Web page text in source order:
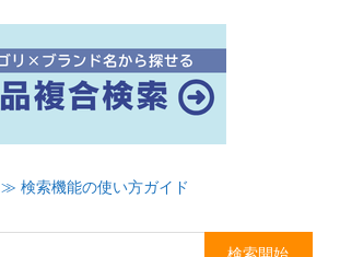
≫ 検索機能の使い方ガイド